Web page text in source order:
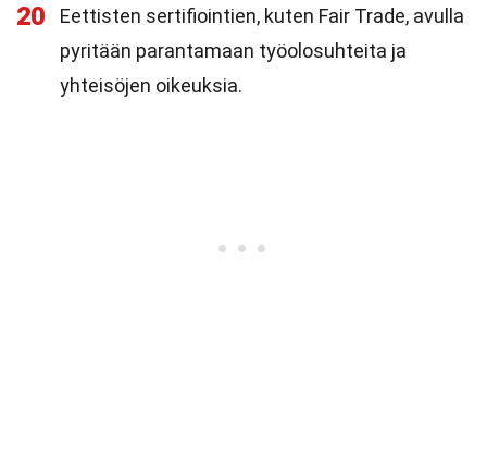
20
Eettisten sertifiointien, kuten Fair Trade, avulla
pyritään parantamaan työolosuhteita ja
yhteisöjen oikeuksia.